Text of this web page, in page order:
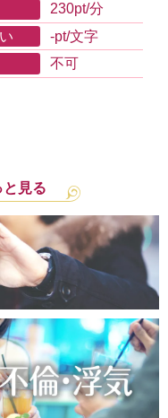
230pt/分
-pt/文字
不可
見る